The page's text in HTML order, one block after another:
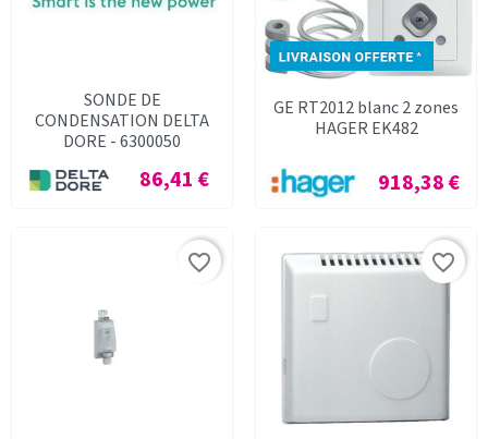
SONDE DE
CONDENSATION DELTA
DORE - 6300050
Prix
86,41 €
GE RT2012 blanc 2 zones
HAGER EK482
Prix
918,38 €
favorite_border favorite_border